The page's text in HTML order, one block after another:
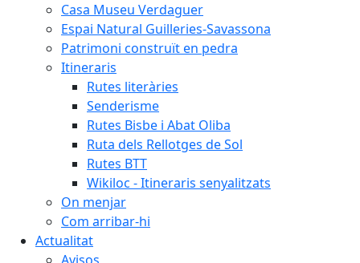
Casa Museu Verdaguer
Espai Natural Guilleries-Savassona
Patrimoni construït en pedra
Itineraris
Rutes literàries
Senderisme
Rutes Bisbe i Abat Oliba
Ruta dels Rellotges de Sol
Rutes BTT
Wikiloc - Itineraris senyalitzats
On menjar
Com arribar-hi
Actualitat